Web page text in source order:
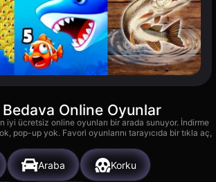
Online Oyunlar
iyi ücretsiz online oyunları bir arada sunuyor. İndirme
pop-up yok. Favori oyunlarını tarayıcıda bir tıkla aç,
Araba Korku